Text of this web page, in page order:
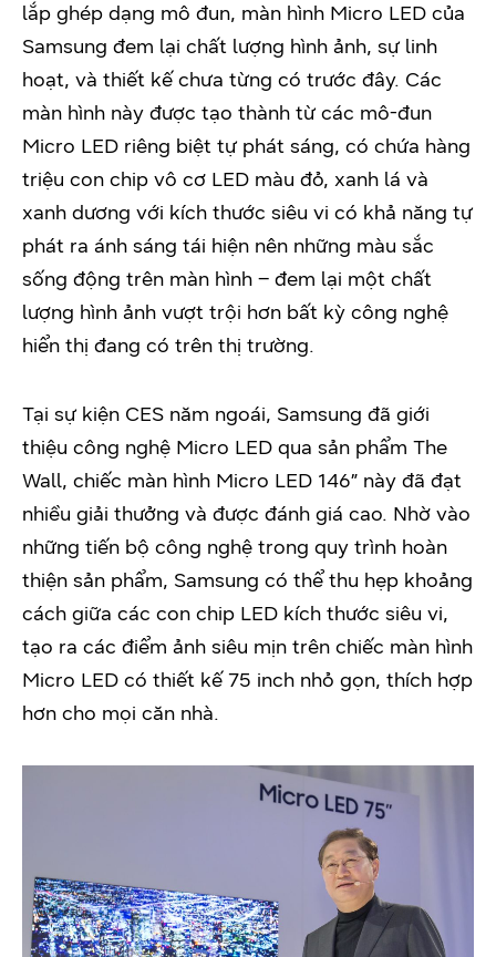
lắp ghép dạng mô đun, màn hình Micro LED của
Samsung đem lại chất lượng hình ảnh, sự linh
hoạt, và thiết kế chưa từng có trước đây. Các
màn hình này được tạo thành từ các mô-đun
Micro LED riêng biệt tự phát sáng, có chứa hàng
triệu con chip vô cơ LED màu đỏ, xanh lá và
xanh dương với kích thước siêu vi có khả năng tự
phát ra ánh sáng tái hiện nên những màu sắc
sống động trên màn hình – đem lại một chất
lượng hình ảnh vượt trội hơn bất kỳ công nghệ
hiển thị đang có trên thị trường.
Tại sự kiện CES năm ngoái, Samsung đã giới
thiệu công nghệ Micro LED qua sản phẩm The
Wall, chiếc màn hình Micro LED 146” này đã đạt
nhiều giải thưởng và được đánh giá cao. Nhờ vào
những tiến bộ công nghệ trong quy trình hoàn
thiện sản phẩm, Samsung có thể thu hẹp khoảng
cách giữa các con chip LED kích thước siêu vi,
tạo ra các điểm ảnh siêu mịn trên chiếc màn hình
Micro LED có thiết kế 75 inch nhỏ gọn, thích hợp
hơn cho mọi căn nhà.